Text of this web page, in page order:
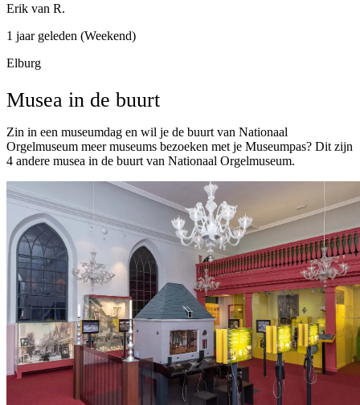
Erik van R.
1 jaar geleden (Weekend)
Elburg
Musea in de buurt
Zin in een museumdag en wil je de buurt van Nationaal
Orgelmuseum meer museums bezoeken met je Museumpas? Dit zijn
4 andere musea in de buurt van Nationaal Orgelmuseum.